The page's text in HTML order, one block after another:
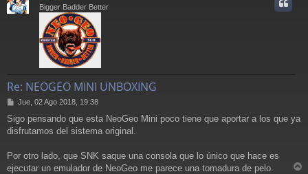
Bigger Badder Better
Re: NEOGEO MINI UNBOXING
M
n
s
j
Jue, 02 Ago 2018, 19:38
Sigo pensando que esta NeoGeo Mini poco tiene que aportar a los que ya
disfrutamos del sistema original.
Por otro lado, que SNK saque una consola que lo único que hace es
ejecutar un emulador de NeoGeo me parece una tomadura de pelo.